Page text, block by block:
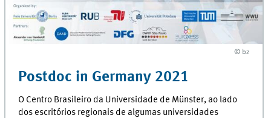
© bz
© bz
Postdoc in Germany 2021
O Centro Brasileiro da Universidade de Münster, ao lado
dos escritórios regionais de algumas universidades